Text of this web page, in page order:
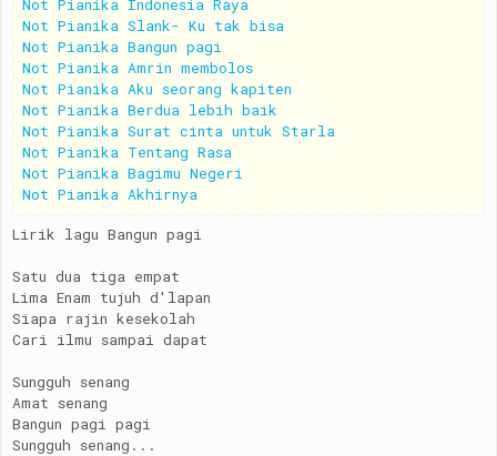
Not Pianika Indonesia Raya
Not Pianika Slank- Ku tak bisa
Not Pianika Bangun pagi
Not Pianika Amrin membolos
Not Pianika Aku seorang kapiten
Not Pianika Berdua lebih baik
Not Pianika Surat cinta untuk Starla
Not Pianika Tentang Rasa
Not Pianika Bagimu Negeri
Not Pianika Akhirnya
Lirik lagu Bangun pagi
Satu dua tiga empat
Lima Enam tujuh d'lapan
Siapa rajin kesekolah
Cari ilmu sampai dapat
Sungguh senang
Amat senang
Bangun pagi pagi
Sungguh senang...